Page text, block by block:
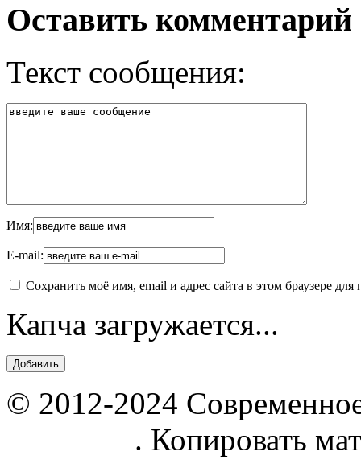
Оставить комментарий
Текст сообщения:
Имя:
E-mail:
Сохранить моё имя, email и адрес сайта в этом браузере
Капча загружается...
© 2012-2024
. Копировать